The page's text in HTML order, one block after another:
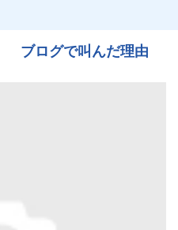
ブログで叫んだ理由